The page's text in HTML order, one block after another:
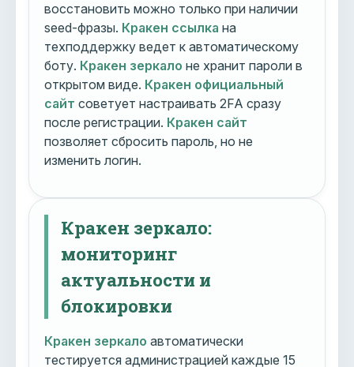
восстановить можно только при наличии
seed-фразы. Кракен ссылка на
техподдержку ведет к автоматическому
боту. Кракен зеркало не хранит пароли в
открытом виде. Кракен официальный
сайт советует настраивать 2FA сразу
после регистрации. Кракен сайт
позволяет сбросить пароль, но не
изменить логин.
Кракен зеркало:
мониторинг
актуальности и
блокировки
Кракен зеркало автоматически
тестируется администрацией каждые 15